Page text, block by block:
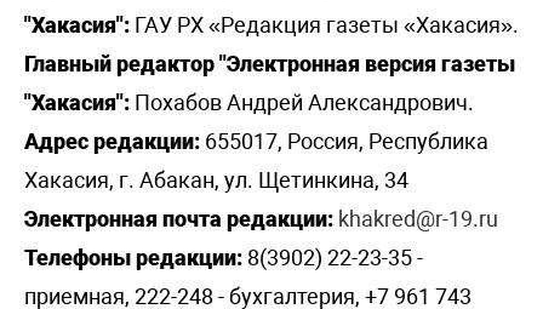
"Хакасия": ГАУ РХ «Редакция газеты «Хакасия».
Главный редактор "Электронная версия газеты
"Хакасия": Похабов Андрей Александрович.
Адрес редакции: 655017, Россия, Республика
Хакасия, г. Абакан, ул. Щетинкина, 34
Электронная почта редакции: khakred@r-19.ru
Телефоны редакции: 8(3902) 22-23-35 -
приемная, 222-248 - бухгалтерия, +7 961 743